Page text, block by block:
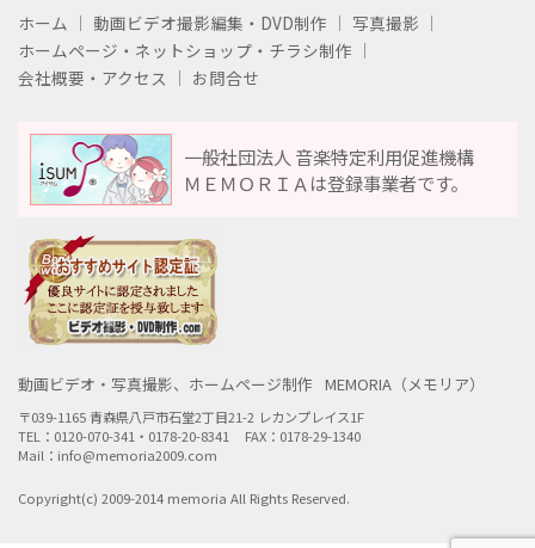
ホーム 動画ビデオ撮影編集・DVD制作
写真撮影
ホームページ・ネットショップ・チラシ制作
会社概要・アクセス
お問合せ
動画ビデオ・写真撮影、ホームページ制作 MEMORIA（メモリア）
〒039-1165 青森県八戸市石堂2丁目21-2 レカンプレイス1F
TEL：0120-070-341・0178-20-8341
FAX：0178-29-1340
Mail：info@memoria2009.com
一般社団法人 音楽特定利用促進機構
ＭＥＭＯＲＩＡは登録事業者です。
Copyright(c) 2009-2014 memoria All Rights Reserved.